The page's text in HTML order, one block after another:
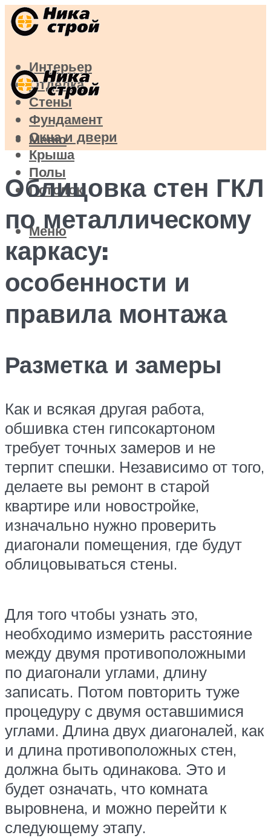
Интерьер
Отделка
Стены
Фундамент
Окна и двери
Крыша
Полы
Потолок
Меню
Меню
Облицовка стен ГКЛ
по металлическому
каркасу:
особенности и
правила монтажа
Разметка и замеры
Как и всякая другая работа,
обшивка стен гипсокартоном
требует точных замеров и не
терпит спешки. Независимо от того,
делаете вы ремонт в старой
квартире или новостройке,
изначально нужно проверить
диагонали помещения, где будут
облицовываться стены.
Для того чтобы узнать это,
необходимо измерить расстояние
между двумя противоположными
по диагонали углами, длину
записать. Потом повторить туже
процедуру с двумя оставшимися
углами. Длина двух диагоналей, как
и длина противоположных стен,
должна быть одинакова. Это и
будет означать, что комната
выровнена, и можно перейти к
следующему этапу.